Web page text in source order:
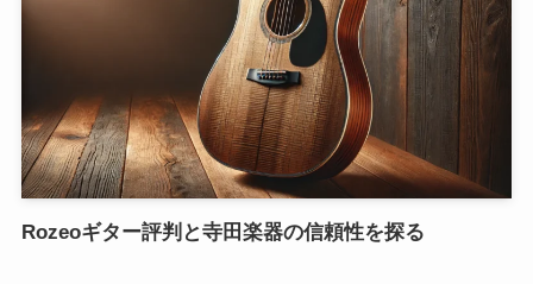
Rozeoギター評判と寺田楽器の信頼性を探る